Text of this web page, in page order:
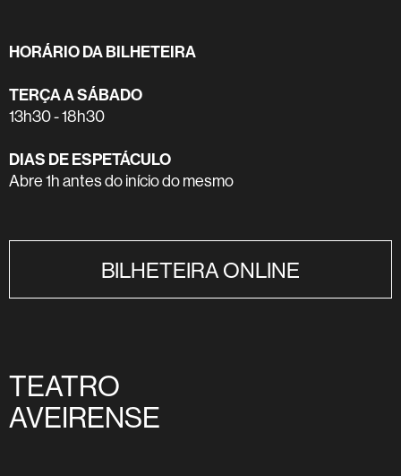
HORÁRIO DA BILHETEIRA
TERÇA A SÁBADO
13h30 - 18h30
DIAS DE ESPETÁCULO
Abre 1h antes do início do mesmo
BILHETEIRA ONLINE
TEATRO
AVEIRENSE